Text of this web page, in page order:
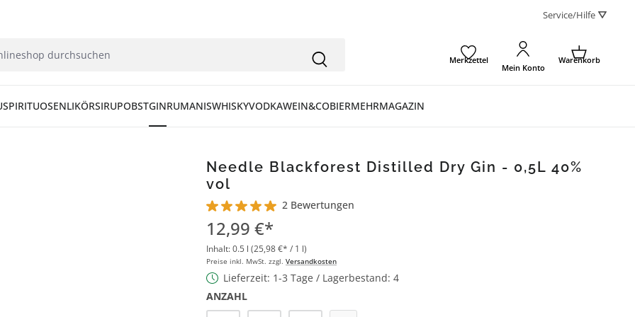
Service/Hilfe ⛛
Merkzettel
Mein Konto
Warenkorb
SPIRITUOSENLIKÖRSIRUPOBSTGINRUMANISWHISKYVODKAWEIN&COBIERMEHRMAGAZIN
Needle Blackforest Distilled Dry Gin - 0,5L 40%
vol
Durchschnittliche Bewertung von 5 von 5 Sternen
2 Bewertungen
12,99 €*
Inhalt:0.5 l (25,98 €* / 1 l)
Preise inkl. MwSt. zzgl. Versandkosten
Lieferzeit: 1-3 Tage / Lagerbestand: 4
ANZAHL